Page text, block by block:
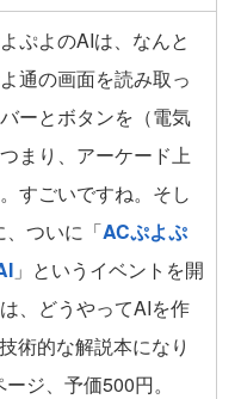
ぷよのAIは、なんと
通の画面を読み取っ
ーとボタンを（電気
まり、アーケード上
すごいですね。そし
ついに「ACぷよぷ
」というイベントを開
、どうやってAIを作
術的な解説本になり
ジ、予価500円。